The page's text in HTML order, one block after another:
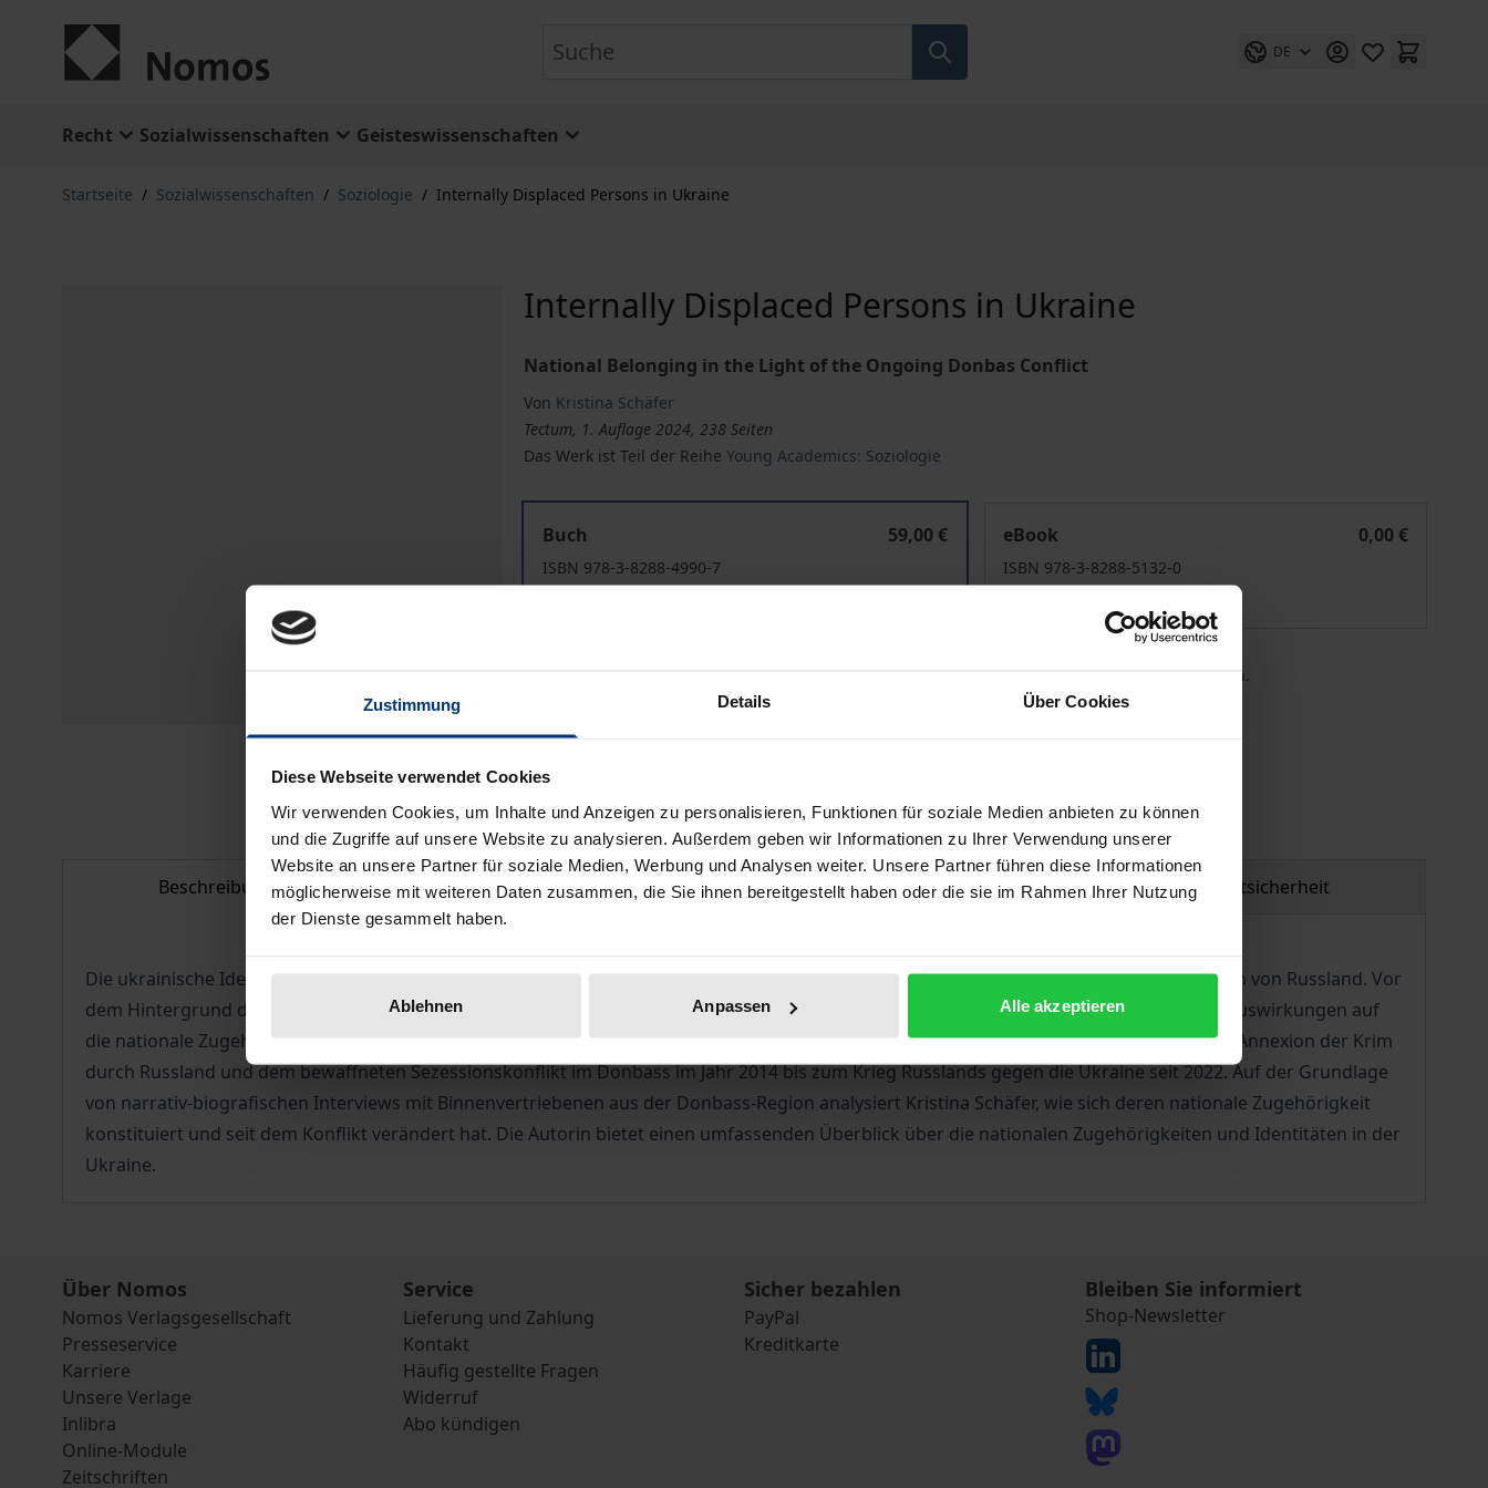
Zustimmung Details Über Cookies
Diese Webseite verwendet Cookies
Wir verwenden Cookies, um Inhalte und Anzeigen zu personalisieren, Funktionen für soziale Medien anbieten zu können
und die Zugriffe auf unsere Website zu analysieren. Außerdem geben wir Informationen zu Ihrer Verwendung unserer
Website an unsere Partner für soziale Medien, Werbung und Analysen weiter. Unsere Partner führen diese Informationen
möglicherweise mit weiteren Daten zusammen, die Sie ihnen bereitgestellt haben oder die sie im Rahmen Ihrer Nutzung
der Dienste gesammelt haben.
Ablehnen Anpassen Alle akzeptieren
DE
Recht Sozialwissenschaften Geisteswissenschaften
Startseite / Sozialwissenschaften / Soziologie / Internally Displaced Persons in Ukraine
Internally Displaced Persons in Ukraine
National Belonging in the Light of the Ongoing Donbas Conflict
Von Kristina Schäfer
Tectum, 1. Auflage 2024, 238 Seiten
Das Werk ist Teil der ReiheYoung Academics: Soziologie
Buch
59,00 €
ISBN 978-3-8288-4990-7
eBook
0,00 €
ISBN 978-3-8288-5132-0
Preisangaben inkl. MwSt. Abhängig von der Lieferadresse kann die MwSt. an der Kasse variieren.
In den Warenkorb
Hinweise zu Versandkosten
Beschreibung Bibliografische Angaben Zusatzmaterial Produktsicherheit
Die ukrainische Identität basiert stark auf ihrer Sprache, ihrer pro-demokratischen und pro-europäischen Haltung und ihrer Emanzipation von Russland. Vor
dem Hintergrund der ukrainischen Beziehungen zu Russland zeigt die Studie die Komplexität der ukrainischen Nationsbildung und ihre Auswirkungen auf
die nationale Zugehörigkeit der Ukraine inmitten der jüngsten Herausforderungen des Landes durch Krieg und Vertreibung auf: von der Annexion der Krim
durch Russland und dem bewaffneten Sezessionskonflikt im Donbass im Jahr 2014 bis zum Krieg Russlands gegen die Ukraine seit 2022. Auf der Grundlage
von narrativ-biografischen Interviews mit Binnenvertriebenen aus der Donbass-Region analysiert Kristina Schäfer, wie sich deren nationale Zugehörigkeit
konstituiert und seit dem Konflikt verändert hat. Die Autorin bietet einen umfassenden Überblick über die nationalen Zugehörigkeiten und Identitäten in der
Ukraine.
Über Nomos
Nomos Verlagsgesellschaft
Presseservice
Karriere
Unsere Verlage
Inlibra
Online-Module
Zeitschriften
Service
Lieferung und Zahlung
Kontakt
Häufig gestellte Fragen
Widerruf
Abo kündigen
Sicher bezahlen
PayPal
Kreditkarte
Bleiben Sie informiert
Shop-Newsletter